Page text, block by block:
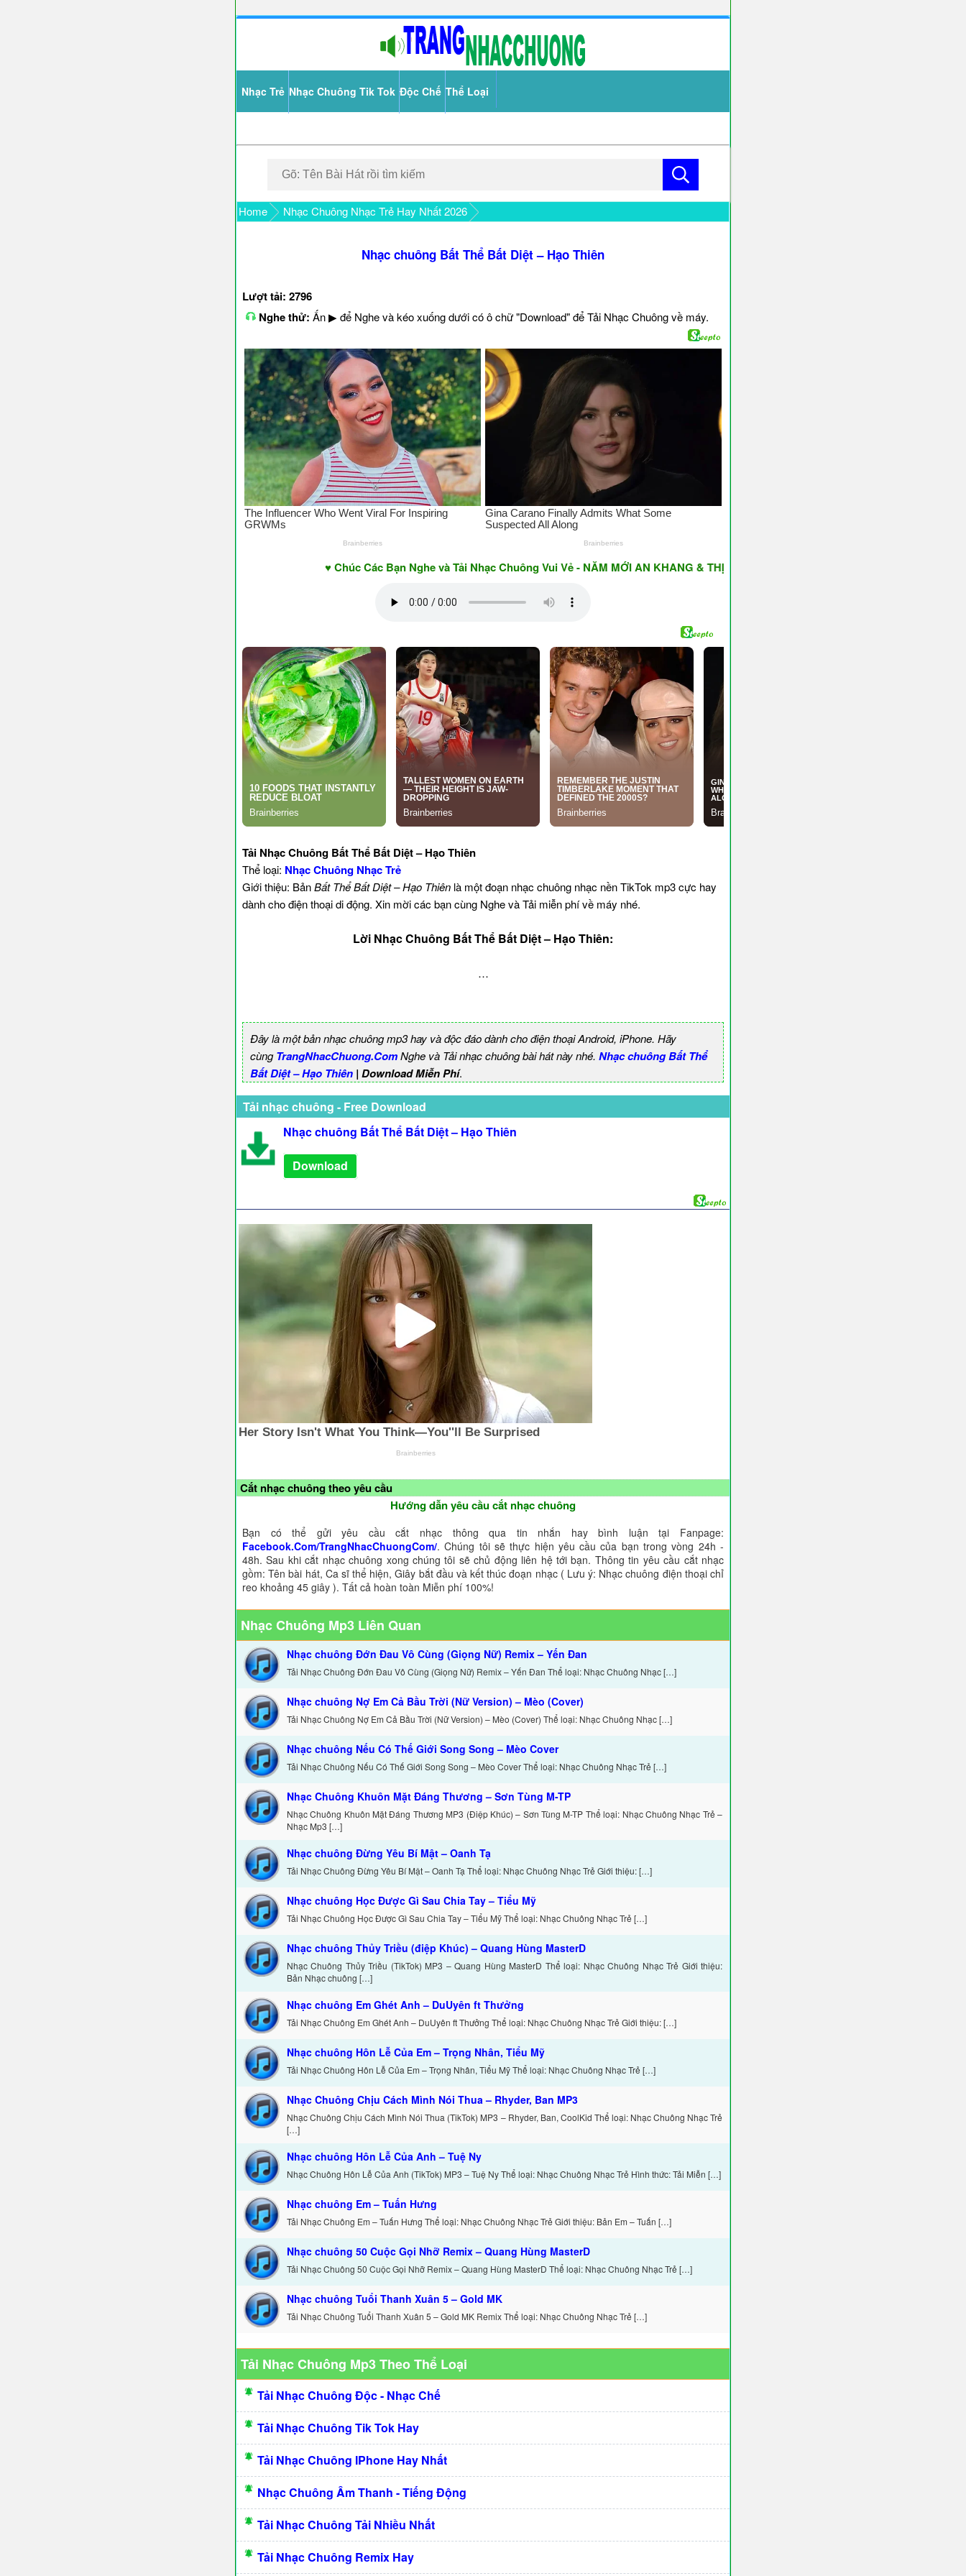
Nhạc Trẻ Nhạc Chuông Tik Tok Độc Chế Thể Loại
Home Nhạc Chuông Nhạc Trẻ Hay Nhất 2026
Nhạc chuông Bất Thể Bất Diệt – Hạo Thiên
Lượt tải: 2796
Nghe thử: Ấn ▶ để Nghe và kéo xuống dưới có ô chữ "Download" để Tải Nhạc Chuông về máy.
♥ Chúc Các Bạn Nghe và Tải Nhạc Chuông Vui Vẻ - NĂM MỚI AN KHANG & THỊNH VƯỢNG ♥ Have A Nice Day ♥
Tải Nhạc Chuông Bất Thể Bất Diệt – Hạo Thiên
Thể loại: Nhạc Chuông Nhạc Trẻ
Giới thiệu: BảnBất Thể Bất Diệt – Hạo Thiên là một đoạn nhạc chuông nhạc nền TikTok mp3 cực hay
dành cho điện thoại di động. Xin mời các bạn cùng Nghe và Tải miễn phí về máy nhé.
Lời Nhạc Chuông Bất Thể Bất Diệt – Hạo Thiên:
…
Đây là một bản nhạc chuông mp3 hay và độc đáo dành cho điện thoại Android, iPhone. Hãy
cùngTrangNhacChuong.ComNghe và Tải nhạc chuông bài hát này nhé. Nhạc chuông Bất Thể
Bất Diệt – Hạo Thiên | Download Miễn Phí.
Tải nhạc chuông - Free Download
Nhạc chuông Bất Thể Bất Diệt – Hạo Thiên
Download
Cắt nhạc chuông theo yêu cầu
Hướng dẫn yêu cầu cắt nhạc chuông
Bạn có thể gửi yêu cầu cắt nhạc thông qua tin nhắn hay bình luận tại Fanpage:
Facebook.Com/TrangNhacChuongCom/. Chúng tôi sẽ thực hiện yêu cầu của bạn trong vòng 24h -
48h. Sau khi cắt nhạc chuông xong chúng tôi sẽ chủ động liên hệ tới bạn. Thông tin yêu cầu cắt nhạc
gồm: Tên bài hát, Ca sĩ thể hiện, Giây bắt đầu và kết thúc đoạn nhạc ( Lưu ý: Nhạc chuông điện thoại chỉ
reo khoảng 45 giây ). Tất cả hoàn toàn Miễn phí 100%!
Nhạc Chuông Mp3 Liên Quan
Nhạc chuông Đớn Đau Vô Cùng (Giọng Nữ) Remix – Yến Đan
Tải Nhạc Chuông Đớn Đau Vô Cùng (Giọng Nữ) Remix – Yến Đan Thể loại: Nhạc Chuông Nhạc […]
Nhạc chuông Nợ Em Cả Bầu Trời (Nữ Version) – Mèo (Cover)
Tải Nhạc Chuông Nợ Em Cả Bầu Trời (Nữ Version) – Mèo (Cover) Thể loại: Nhạc Chuông Nhạc […]
Nhạc chuông Nếu Có Thế Giới Song Song – Mèo Cover
Tải Nhạc Chuông Nếu Có Thế Giới Song Song – Mèo Cover Thể loại: Nhạc Chuông Nhạc Trẻ […]
Nhạc Chuông Khuôn Mặt Đáng Thương – Sơn Tùng M-TP
Nhạc Chuông Khuôn Mặt Đáng Thương MP3 (Điệp Khúc) – Sơn Tùng M-TP Thể loại: Nhạc Chuông Nhạc Trẻ –
Nhạc Mp3 […]
Nhạc chuông Đừng Yêu Bí Mật – Oanh Tạ
Tải Nhạc Chuông Đừng Yêu Bí Mật – Oanh Tạ Thể loại: Nhạc Chuông Nhạc Trẻ Giới thiệu: […]
Nhạc chuông Học Được Gì Sau Chia Tay – Tiểu Mỹ
Tải Nhạc Chuông Học Được Gì Sau Chia Tay – Tiểu Mỹ Thể loại: Nhạc Chuông Nhạc Trẻ […]
Nhạc chuông Thủy Triều (điệp Khúc) – Quang Hùng MasterD
Nhạc Chuông Thủy Triều (TikTok) MP3 – Quang Hùng MasterD Thể loại: Nhạc Chuông Nhạc Trẻ Giới thiệu:
Bản Nhạc chuông […]
Nhạc chuông Em Ghét Anh – DuUyên ft Thưởng
Tải Nhạc Chuông Em Ghét Anh – DuUyên ft Thưởng Thể loại: Nhạc Chuông Nhạc Trẻ Giới thiệu: […]
Nhạc chuông Hôn Lễ Của Em – Trọng Nhân, Tiểu Mỹ
Tải Nhạc Chuông Hôn Lễ Của Em – Trọng Nhân, Tiểu Mỹ Thể loại: Nhạc Chuông Nhạc Trẻ […]
Nhạc Chuông Chịu Cách Mình Nói Thua – Rhyder, Ban MP3
Nhạc Chuông Chịu Cách Mình Nói Thua (TikTok) MP3 – Rhyder, Ban, CoolKid Thể loại: Nhạc Chuông Nhạc Trẻ
[…]
Nhạc chuông Hôn Lễ Của Anh – Tuệ Ny
Nhạc Chuông Hôn Lễ Của Anh (TikTok) MP3 – Tuệ Ny Thể loại: Nhạc Chuông Nhạc Trẻ Hình thức: Tải Miễn […]
Nhạc chuông Em – Tuấn Hưng
Tải Nhạc Chuông Em – Tuấn Hưng Thể loại: Nhạc Chuông Nhạc Trẻ Giới thiệu: Bản Em – Tuấn […]
Nhạc chuông 50 Cuộc Gọi Nhỡ Remix – Quang Hùng MasterD
Tải Nhạc Chuông 50 Cuộc Gọi Nhỡ Remix – Quang Hùng MasterD Thể loại: Nhạc Chuông Nhạc Trẻ […]
Nhạc chuông Tuổi Thanh Xuân 5 – Gold MK
Tải Nhạc Chuông Tuổi Thanh Xuân 5 – Gold MK Remix Thể loại: Nhạc Chuông Nhạc Trẻ […]
Tải Nhạc Chuông Mp3 Theo Thể Loại
Tải Nhạc Chuông Độc - Nhạc Chế
Tải Nhạc Chuông Tik Tok Hay
Tải Nhạc Chuông IPhone Hay Nhất
Nhạc Chuông Âm Thanh - Tiếng Động
Tải Nhạc Chuông Tải Nhiều Nhất
Tải Nhạc Chuông Remix Hay